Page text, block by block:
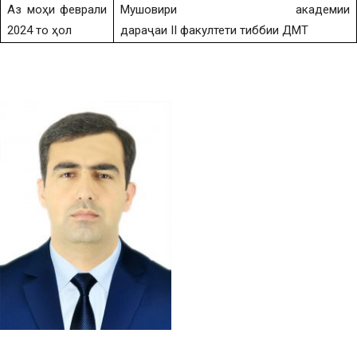
Аз моҳи феврали
2024 то ҳол
Мушовири академии
дараҷаи II факултети тиббии ДМТ